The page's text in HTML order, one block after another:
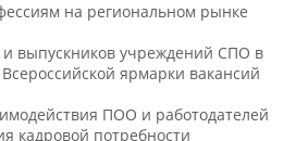
выпускников учреждений СПО в
ярмарки вакансий
ПОО и работодателей
кадровой потребности
практики,